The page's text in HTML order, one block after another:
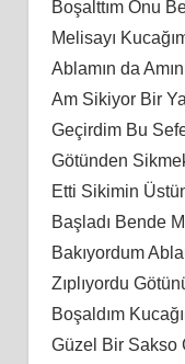
Boşalttım Onu
Melisayı
Ablamın da
Am Sikiyor Bir
Geçirdim Bu
Götünden
Etti Sikimin
Başladı Bende
Bakıyordum
Zıplıyordu
Boşaldım
Güzel Bir Sakso